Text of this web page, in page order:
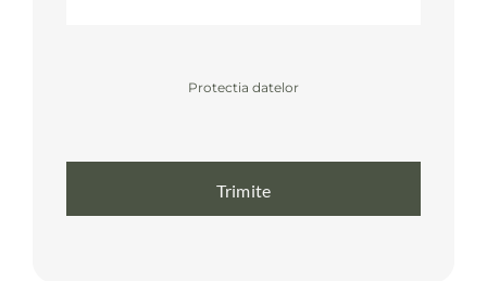
Protectia datelor
Trimite